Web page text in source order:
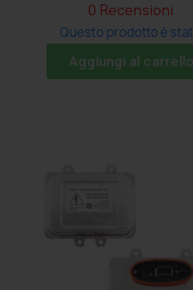
0 Recensioni
Questo prodotto è
acquistato: 8 volte
Aggiungi al carrello